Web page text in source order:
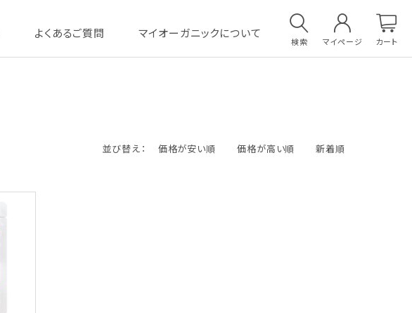
よくあるご質問 マイオーガニックについて
検索 マイページ カート
並び替え： 価格が安い順 価格が高い順 新着順